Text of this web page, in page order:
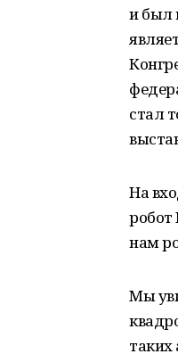
и был
стал
На
робот
нам
Мы
таких